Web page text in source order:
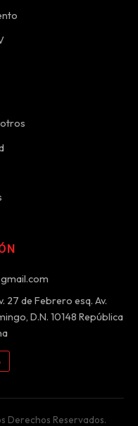
27 de Febrero esq. Av.
D.N. 10148 República
Derechos Reservados.